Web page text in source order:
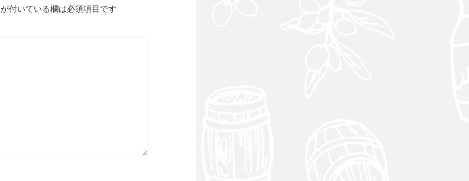
が付いている欄は必須項目です